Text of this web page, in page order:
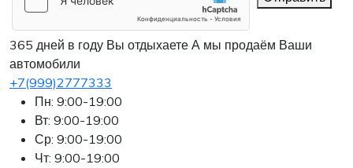
365 дней в году Вы отдыхаете А мы продаём Ваши
автомобили
+7(999)2777333
Пн: 9:00-19:00
Вт: 9:00-19:00
Ср: 9:00-19:00
Чт: 9:00-19:00